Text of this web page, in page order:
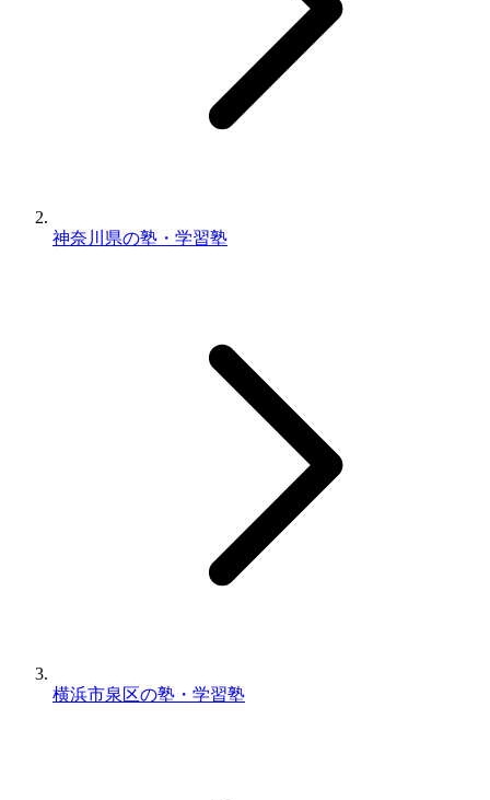
神奈川県の塾・学習塾
横浜市泉区の塾・学習塾